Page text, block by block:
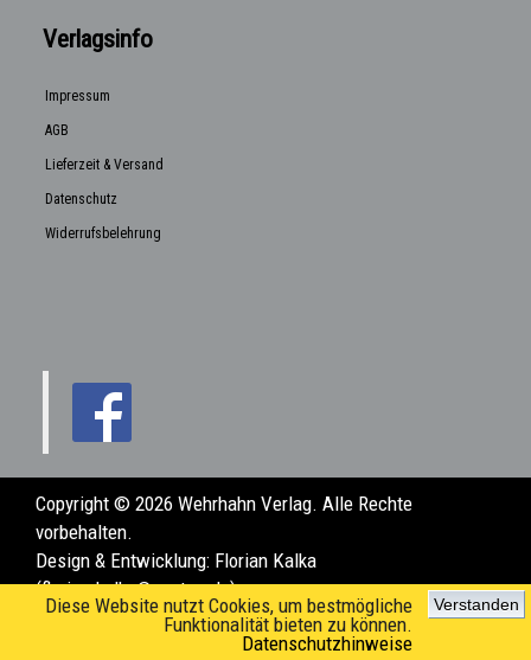
Diese Website nutzt Cookies, um bestmögliche
Funktionalität bieten zu können.
Datenschutzhinweise
Verstanden
Verlagsinfo
Impressum
AGB
Lieferzeit & Versand
Datenschutz
Widerrufsbelehrung
Copyright © 2026 Wehrhahn Verlag. Alle Rechte
vorbehalten.
Design & Entwicklung: Florian Kalka
(florian.kalka@posteo.de)
www.wehrhahn-verlag.de